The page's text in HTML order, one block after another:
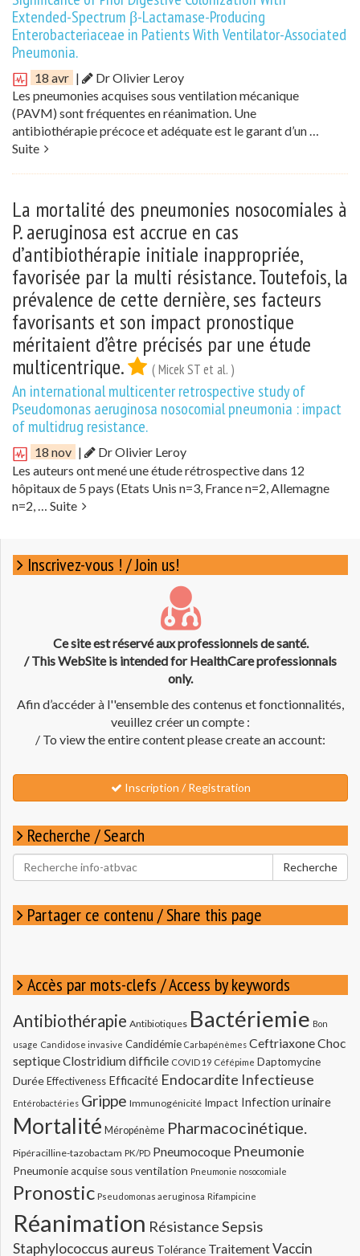
Extended-Spectrum β-Lactamase-Producing
Enterobacteriaceae in Patients With Ventilator-Associated
Pneumonia.
18 avr |
Dr Olivier Leroy
Les pneumonies acquises sous ventilation mécanique
(PAVM) sont fréquentes en réanimation. Une
antibiothérapie précoce et adéquate est le garant d’un …
Suite
La mortalité des pneumonies nosocomiales à
P. aeruginosa est accrue en cas
d’antibiothérapie initiale inappropriée,
favorisée par la multi résistance. Toutefois, la
prévalence de cette dernière, ses facteurs
favorisants et son impact pronostique
méritaient d’être précisés par une étude
multicentrique.
( Micek ST et al. )
An international multicenter retrospective study of
Pseudomonas aeruginosa nosocomial pneumonia : impact
of multidrug resistance.
18 nov |
Dr Olivier Leroy
Les auteurs ont mené une étude rétrospective dans 12
hôpitaux de 5 pays (Etats Unis n=3, France n=2, Allemagne
n=2, … Suite
Inscrivez-vous ! / Join us!
Ce site est réservé aux professionnels de santé.
/ This WebSite is intended for HealthCare professionnals
only.
Afin d’accéder à l''ensemble des contenus et fonctionnalités,
veuillez créer un compte :
/ To view the entire content please create an account:
Inscription / Registration
Recherche / Search
Rechercher
pour
Recherche
Partager ce contenu / Share this page
Accès par mots-clefs / Access by keywords
Antibiothérapie Antibiotiques Bactériemie Bon
usage Candidose invasive Candidémie Carbapénèmes CeftriaxoneChoc
septiqueClostridium difficile COVID 19 Céfépime Daptomycine
Durée Effectiveness Efficacité Endocardite Infectieuse
Entérobactéries Grippe Immunogénicité Impact Infection urinaire
Mortalité Méropénème Pharmacocinétique.
Pipéracilline-tazobactam PK/PD Pneumocoque Pneumonie
Pneumonie acquise sous ventilation Pneumonie nosocomiale
Pronostic Pseudomonas aeruginosa Rifampicine
Réanimation RésistanceSepsis
Staphylococcus aureus Tolérance TraitementVaccin